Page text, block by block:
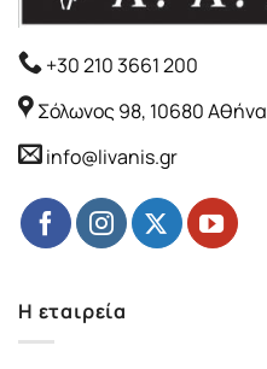
+30 210 3661 200
Σόλωνος 98, 10680 Αθήνα
info@livanis.gr
Η εταιρεία